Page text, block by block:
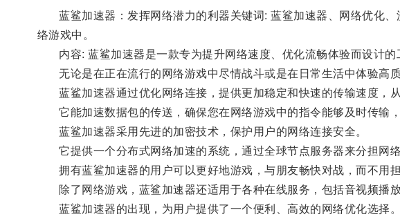
蓝鲨加速器：发挥网络潜力的利器关键词: 蓝鲨加速器、网络优化、
络游戏中。
内容: 蓝鲨加速器是一款专为提升网络速度、优化流畅体验而设计的
无论是在正在流行的网络游戏中尽情战斗或是在日常生活中体验高质
蓝鲨加速器通过优化网络连接，提供更加稳定和快速的传输速度，从
它能加速数据包的传送，确保您在网络游戏中的指令能够及时传输，
蓝鲨加速器采用先进的加密技术，保护用户的网络连接安全。
它提供一个分布式网络加速的系统，通过全球节点服务器来分担网络
拥有蓝鲨加速器的用户可以更好地游戏，与朋友畅快对战，而不用担
除了网络游戏，蓝鲨加速器还适用于各种在线服务，包括音视频播放
蓝鲨加速器的出现，为用户提供了一个便利、高效的网络优化选择。